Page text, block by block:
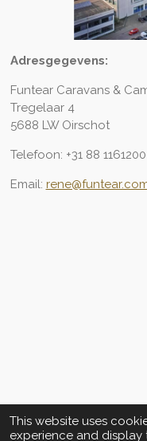
This website uses
experience and display
Adresgegevens:
Funtear Caravans &
Tregelaar 4
5688 LW Oirschot
Telefoon: +31 88 1161200
Email: